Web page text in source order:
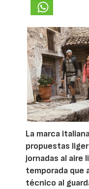
La marca
propuestas
jornadas al aire
temporada que
técnico al